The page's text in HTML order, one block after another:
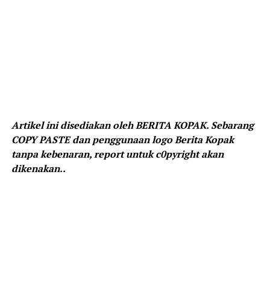
Artikel ini disediakan oleh BERITA KOPAK. Sebarang
COPY PASTE dan penggunaan logo Berita Kopak
tanpa kebenaran, report untuk c0pyright akan
dikenakan..